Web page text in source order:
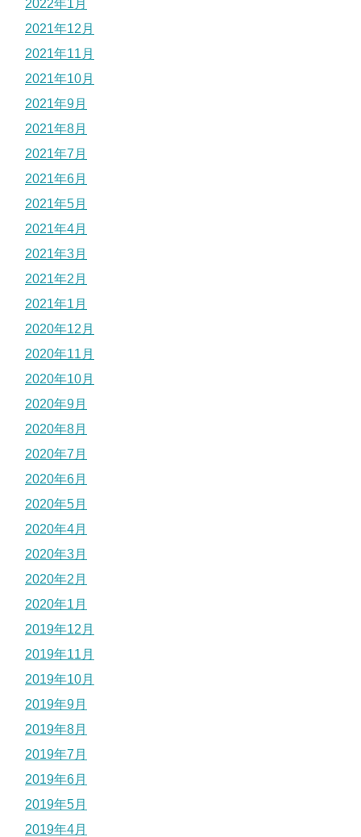
2022年1月
2021年12月
2021年11月
2021年10月
2021年9月
2021年8月
2021年7月
2021年6月
2021年5月
2021年4月
2021年3月
2021年2月
2021年1月
2020年12月
2020年11月
2020年10月
2020年9月
2020年8月
2020年7月
2020年6月
2020年5月
2020年4月
2020年3月
2020年2月
2020年1月
2019年12月
2019年11月
2019年10月
2019年9月
2019年8月
2019年7月
2019年6月
2019年5月
2019年4月